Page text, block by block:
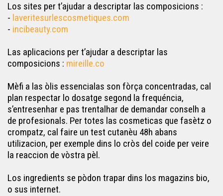
Los sites per t’ajudar a descriptar las composicions :
- laveritesurlescosmetiques.com
- incibeauty.com
Las aplicacions per t’ajudar a descriptar las
composicions : mireille.co
Mèfi a las òlis essencialas son fòrça concentradas, cal
plan respectar lo dosatge segond la frequéncia,
s’entresenhar e pas trentalhar de demandar conselh a
de profesionals. Per totes las cosmeticas que fasètz o
crompatz, cal faire un test cutanèu 48h abans
utilizacion, per exemple dins lo cròs del coide per veire
la reaccion de vòstra pèl.
Los ingredients se pòdon trapar dins los magazins bio,
o sus internet.